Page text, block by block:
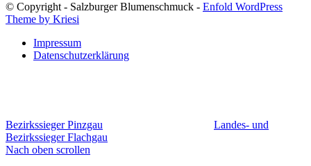
© Copyright - Salzburger Blumenschmuck - Enfold WordPress
Theme by Kriesi
Impressum
Datenschutzerklärung
Bezirkssieger Pinzgau
Landes- und
Bezirkssieger Flachgau
Nach oben scrollen